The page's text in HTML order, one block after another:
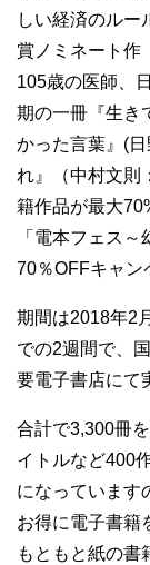
しい経済のルー
賞ノミネート作
105歳の医師、
期の一冊『生き
かった言葉』(
れ』（中村文則
籍作品が最大
「電本フェス
70％OFFキャン
期間は2018年2
での2週間で、
要電子書店にて
合計で3,300冊
イトルなど400
になっています
お得に電子書籍
もともと紙の書